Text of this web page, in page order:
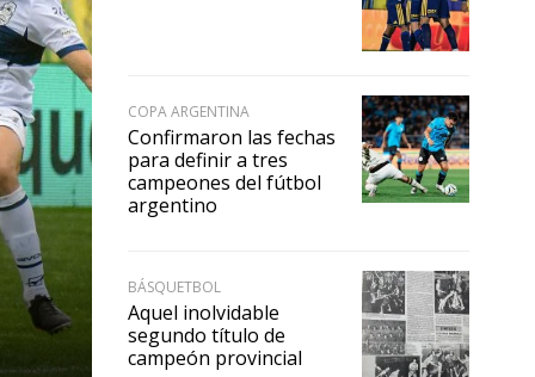
COPA ARGENTINA
Confirmaron las fechas
para definir a tres
campeones del fútbol
argentino
BÁSQUETBOL
Aquel inolvidable
segundo título de
campeón provincial